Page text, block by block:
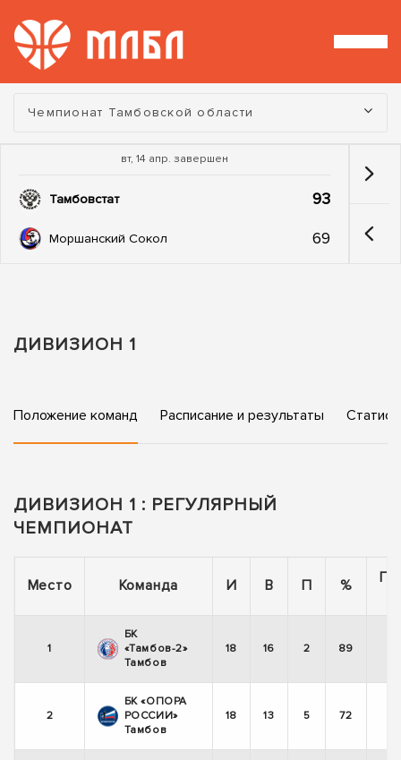
Турнир:
Чемпионат Тамбовской области
вт, 14 апр. завершен
Тамбовстат 93
Моршанский Сокол 69
ДИВИЗИОН 1
Положение команд Расписание и результаты
ДИВИЗИОН 1 : РЕГУЛЯРНЫЙ
ЧЕМПИОНАТ
Место Команда И В П %
1
БК
«Тамбов-2»
Тамбов
18 16 2 89
2
БК «ОПОРА
РОССИИ»
Тамбов
18 13 5 72